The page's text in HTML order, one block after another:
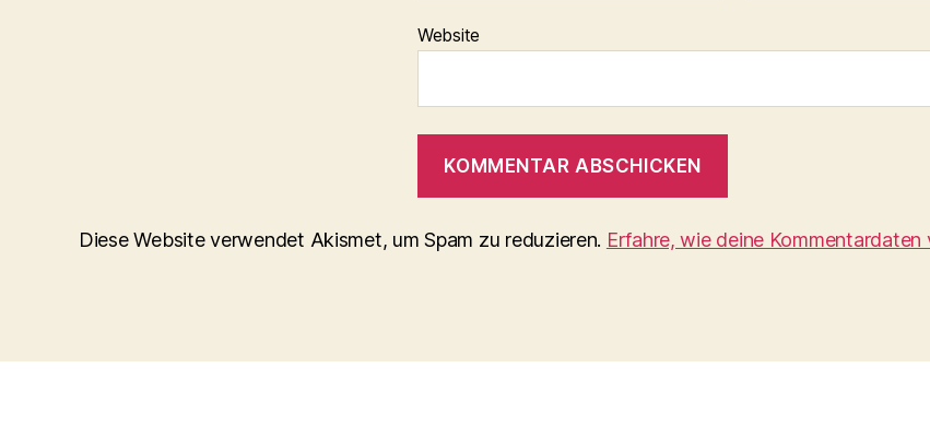
Website
Diese Website verwendet Akismet, um Spam zu reduzieren. Erfahre, wie deine